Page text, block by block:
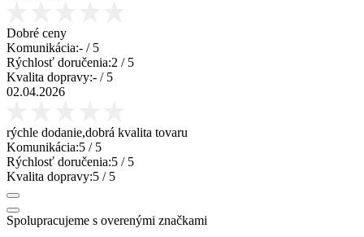
Dobré ceny
Komunikácia:- / 5
Rýchlosť doručenia:2 / 5
Kvalita dopravy:- / 5
02.04.2026
rýchle dodanie,dobrá kvalita tovaru
Komunikácia:5 / 5
Rýchlosť doručenia:5 / 5
Kvalita dopravy:5 / 5
Spolupracujeme s overenými značkami